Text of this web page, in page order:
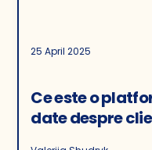
25 April 2025
Ce este o
date despre